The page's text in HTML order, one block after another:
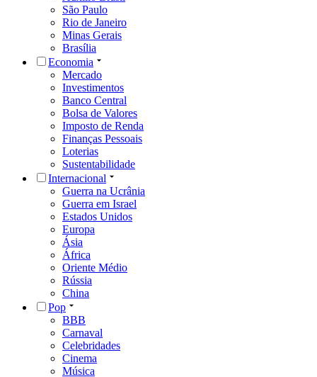
São Paulo
Rio de Janeiro
Minas Gerais
Brasília
Economia
Mercado
Investimentos
Banco Central
Bolsa de Valores
Imposto de Renda
Finanças Pessoais
Loterias
Sustentabilidade
Internacional
Guerra na Ucrânia
Guerra em Israel
Estados Unidos
Europa
Ásia
África
Oriente Médio
Rússia
China
Pop
BBB
Carnaval
Celebridades
Cinema
Música